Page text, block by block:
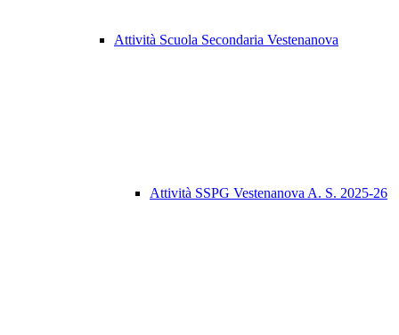
Attività Scuola Secondaria Vestenanova
Attività SSPG Vestenanova A. S. 2025-26